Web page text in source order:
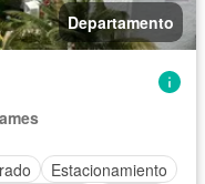
Departamento
Estacionamiento